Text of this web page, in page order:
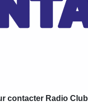
contacter Radio Club